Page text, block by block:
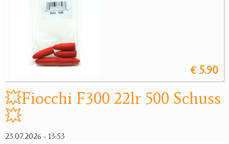
Jagdangebote
Bücher, Videos
Geschenke
Reviereinrichtungen
€ 5.90
💥Fiocchi F300 22lr 500 Schuss
💥
23.07.2026 - 13:53